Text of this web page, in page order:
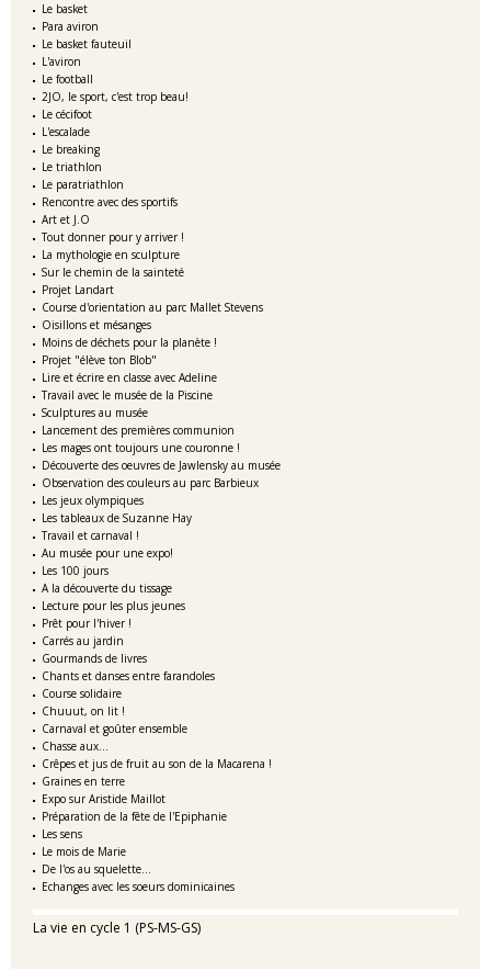
Le basket
Para aviron
Le basket fauteuil
L'aviron
Le football
2JO, le sport, c'est trop beau!
Le cécifoot
L'escalade
Le breaking
Le triathlon
Le paratriathlon
Rencontre avec des sportifs
Art et J.O
Tout donner pour y arriver !
La mythologie en sculpture
Sur le chemin de la sainteté
Projet Landart
Course d'orientation au parc Mallet Stevens
Oisillons et mésanges
Moins de déchets pour la planète !
Projet "élève ton Blob"
Lire et écrire en classe avec Adeline
Travail avec le musée de la Piscine
Sculptures au musée
Lancement des premières communion
Les mages ont toujours une couronne !
Découverte des oeuvres de Jawlensky au musée
Observation des couleurs au parc Barbieux
Les jeux olympiques
Les tableaux de Suzanne Hay
Travail et carnaval !
Au musée pour une expo!
Les 100 jours
A la découverte du tissage
Lecture pour les plus jeunes
Prêt pour l'hiver !
Carrés au jardin
Gourmands de livres
Chants et danses entre farandoles
Course solidaire
Chuuut, on lit !
Carnaval et goûter ensemble
Chasse aux...
Crêpes et jus de fruit au son de la Macarena !
Graines en terre
Expo sur Aristide Maillot
Préparation de la fête de l'Epiphanie
Les sens
Le mois de Marie
De l'os au squelette...
Echanges avec les soeurs dominicaines
La vie en cycle 1 (PS-MS-GS)